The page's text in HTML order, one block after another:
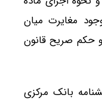
مغایرت میان
حکم صریح قانون
بانک مرکزی